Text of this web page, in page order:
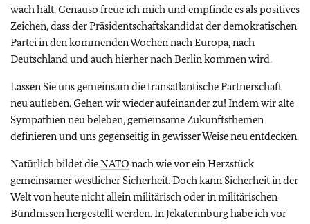
wach hält. Genauso freue ich mich und empfinde es als positives
Zeichen, dass der Präsidentschaftskandidat der demokratischen
Partei in den kommenden Wochen nach Europa, nach
Deutschland und auch hierher nach Berlin kommen wird.
Lassen Sie uns gemeinsam die transatlantische Partnerschaft
neu aufleben. Gehen wir wieder aufeinander zu! Indem wir alte
Sympathien neu beleben, gemeinsame Zukunftsthemen
definieren und uns gegenseitig in gewisser Weise neu entdecken.
Natürlich bildet dieNATO nach wie vor ein Herzstück
gemeinsamer westlicher Sicherheit. Doch kann Sicherheit in der
Welt von heute nicht allein militärisch oder in militärischen
Bündnissen hergestellt werden. In Jekaterinburg habe ich vor